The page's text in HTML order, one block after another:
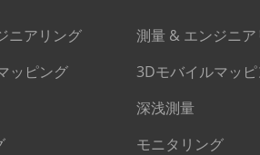
ニアリング
ッピング
測量 & エンジニ
3Dモバイルマッ
深浅測量
モニタリング